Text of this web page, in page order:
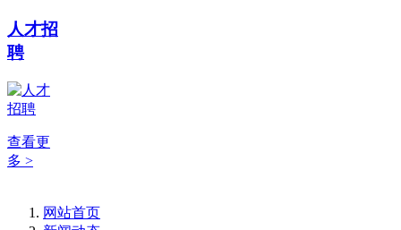
人才招
聘
查看更
多 >
网站首页